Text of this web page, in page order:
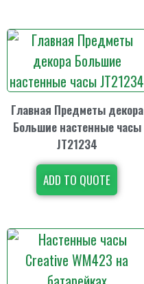
Главная Предметы декора
Большие настенные часы
JT21234
ADD TO QUOTE